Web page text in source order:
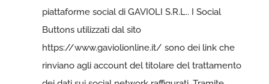
piattaforme social di GAVIOLI S.R.L.. I Social
Buttons utilizzati dal sito
https://www.gaviolionline.it/ sono dei link che
rinviano agli account del titolare del trattamento